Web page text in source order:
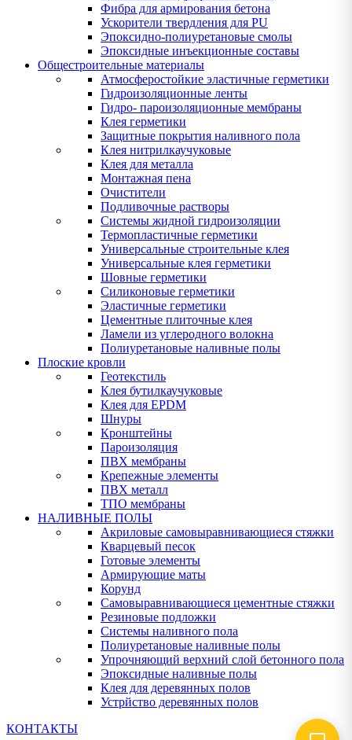
Фибра для армирования бетона
Ускорители твердления для PU
Эпоксидно-полиуретановые смолы
Эпоксидные инъекционные составы
Общестроительные материалы
Атмосферостойкие эластичные герметики
Гидроизоляционные ленты
Гидро- пароизоляционные мембраны
Клея герметики
Защитные покрытия наливного пола
Клея нитрилкаучуковые
Клея для металла
Монтажная пена
Очистители
Подливочные растворы
Системы жидной гидроизоляции
Термопластичные герметики
Универсальные строительные клея
Универсальные клея герметики
Шовные герметики
Силиконовые герметики
Эластичные герметики
Цементные плиточные клея
Ламели из углеродного волокна
Полиуретановые наливные полы
Плоские кровли
Геотекстиль
Клея бутилкаучуковые
Клея для EPDM
Шнуры
Кронштейны
Пароизоляция
ПВХ мембраны
Крепежные элементы
ПВХ металл
ТПО мембраны
НАЛИВНЫЕ ПОЛЫ
Акриловые самовыравнивающиеся стяжки
Кварцевый песок
Готовые элементы
Армирующие маты
Корунд
Самовыравнивающиеся цементные стяжки
Резиновые подложки
Системы наливного пола
Полиуретановые наливные полы
Упрочняющий верхний слой бетонного пола
Эпоксидные наливные полы
Клея для деревянных полов
Устрйство деревянных полов
КОНТАКТЫ